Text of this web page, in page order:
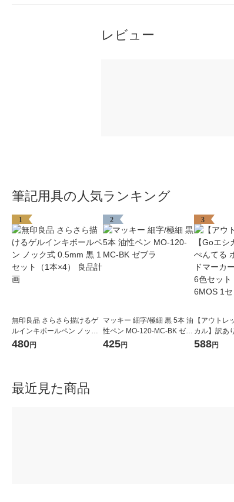
レビュー
筆記用具の人気ランキング
1
無印良品 さらさら描けるゲ
ルインキボールペン ノック
式 0.5mm 黒 1セット（1本×
480円
2
マッキー 細字/極細 黒 5本 油
性ペン MO-120-MC-BK ゼブ
ラ
425円
3
【アウトレ
カル】訳あ
イトボード
588円
最近見た商品